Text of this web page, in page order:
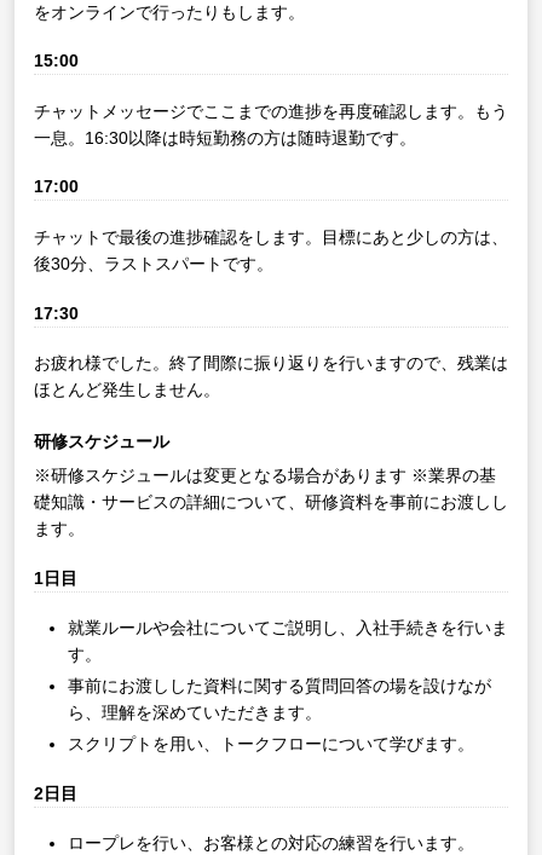
をオンラインで行ったりもします。
15:00
チャットメッセージでここまでの進捗を再度確認します。もう
一息。16:30以降は時短勤務の方は随時退勤です。
17:00
チャットで最後の進捗確認をします。目標にあと少しの方は、
後30分、ラストスパートです。
17:30
お疲れ様でした。終了間際に振り返りを行いますので、残業は
ほとんど発生しません。
研修スケジュール
※研修スケジュールは変更となる場合があります ※業界の基
礎知識・サービスの詳細について、研修資料を事前にお渡しし
ます。
1日目
就業ルールや会社についてご説明し、入社手続きを行いま
す。
事前にお渡しした資料に関する質問回答の場を設けなが
ら、理解を深めていただきます。
スクリプトを用い、トークフローについて学びます。
2日目
ロープレを行い、お客様との対応の練習を行います。